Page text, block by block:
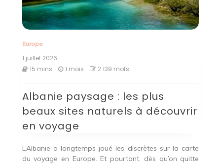
Europe
1 juillet 2026
15 mins
1 mois 2 139 mots
Albanie paysage : les plus
beaux sites naturels à découvrir
en voyage
L’Albanie a longtemps joué les discrètes sur la carte
du voyage en Europe. Et pourtant, dès qu’on quitte